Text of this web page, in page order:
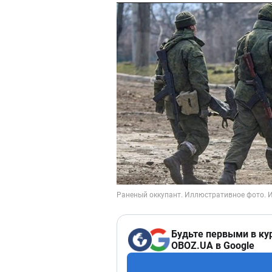
Будьте первыми в
OBOZ.UA в Google